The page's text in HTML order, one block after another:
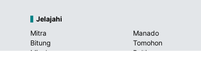
Jelajahi
Mitra
Manado
Bitung
Tomohon
Minahasa
Boltim